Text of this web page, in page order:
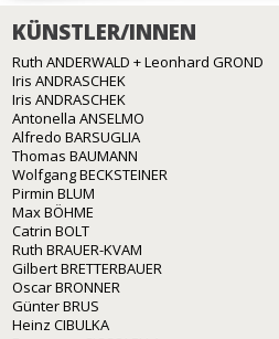
KÜNSTLER/INNEN
Ruth ANDERWALD + Leonhard GROND
Iris ANDRASCHEK
Iris ANDRASCHEK
Antonella ANSELMO
Alfredo BARSUGLIA
Thomas BAUMANN
Wolfgang BECKSTEINER
Pirmin BLUM
Max BÖHME
Catrin BOLT
Ruth BRAUER-KVAM
Gilbert BRETTERBAUER
Oscar BRONNER
Günter BRUS
Heinz CIBULKA